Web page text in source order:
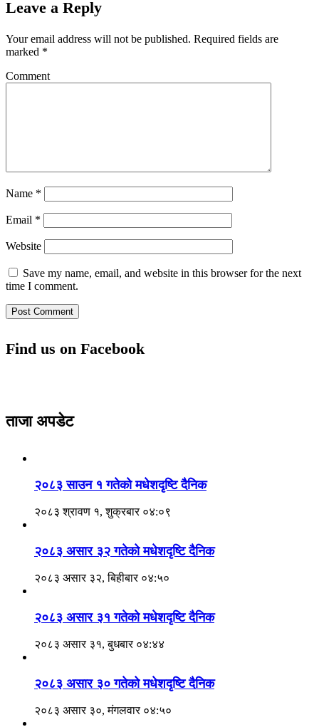
Leave a Reply
Your email address will not be published. Required fields are
marked *
Comment
Name *
Email *
Website
Save my name, email, and website in this browser for the next
time I comment.
Find us on Facebook
ताजा अपडेट
२०८३ साउन १ गतेकाे मधेशदृष्टि दैनिक
२०८३ श्रावण १, शुक्रबार ०४:०९
२०८३ असार ३२ गतेको मधेशदृष्टि दैनिक
२०८३ असार ३२, बिहीबार ०४:५०
२०८३ असार ३१ गतेको मधेशदृष्टि दैनिक
२०८३ असार ३१, बुधबार ०४:४४
२०८३ असार ३० गतेको मधेशदृष्टि दैनिक
२०८३ असार ३०, मंगलवार ०४:५०